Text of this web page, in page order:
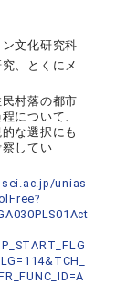
文化研究科
、とくにメ
村落の都市
について、
な選択にも
してい
unias